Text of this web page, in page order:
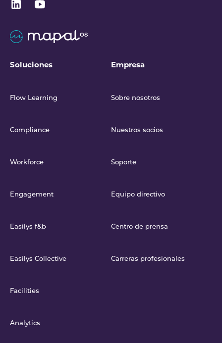
Soluciones
Flow Learning
Compliance
Workforce
Engagement
Easilys f&b
Easilys Collective
Facilities
Analytics
Empresa
Sobre nosotros
Nuestros socios
Soporte
Equipo directivo
Centro de prensa
Carreras profesionales